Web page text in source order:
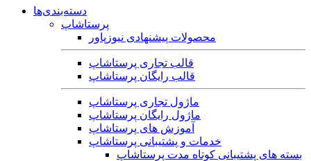
دسته‌بندی‌ها
پرستاشاپ
محصولات پیشنهادی نیوزپاور
قالب تجاری پرستاشاپ
قالب رایگان پرستاشاپ
ماژول تجاری پرستاشاپ
ماژول رایگان پرستاشاپ
آموزش های پرستاشاپ
خدمات و پشتیبانی پرستاشاپ
بسته های پشتیبانی کوتاه مدت پرستاشاپ